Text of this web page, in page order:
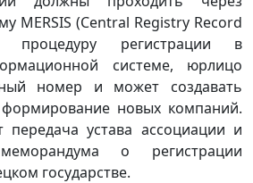
MERSIS (Central Registry Record
процедуру регистрации в
системе, юрлицо
номер и может создавать
новых компаний.
передача устава ассоциации и
о регистрации
государстве.